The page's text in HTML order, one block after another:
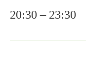
20:30 – 23:30